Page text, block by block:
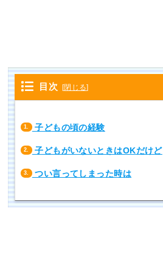
目次 [閉じる]
1. 子どもの頃の経験
2. 子どもがいないときはOKだけど
3. つい言ってしまった時は